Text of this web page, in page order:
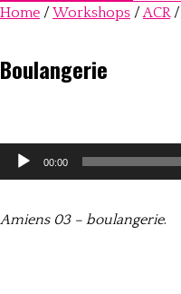
Home /Workshops /ACR/
Boulangerie
Lecteur
00:00
Amiens 03 – boulangerie.